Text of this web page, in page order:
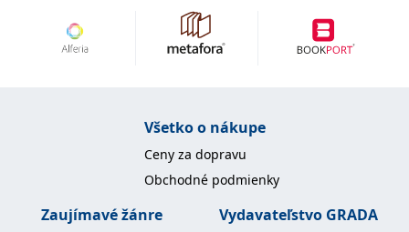
Všetko o nákupe
Ceny za dopravu
Obchodné podmienky
Zaujímavé žánre Vydavateľstvo GRADA